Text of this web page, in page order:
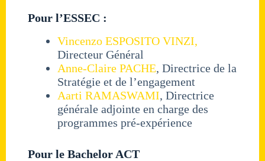
Pour l’ESSEC :
Vincenzo ESPOSITO VINZI,
Directeur Général
Anne-Claire PACHE, Directrice de la
Stratégie et de l’engagement
Aarti RAMASWAMI, Directrice
générale adjointe en charge des
programmes pré-expérience
Pour le Bachelor ACT